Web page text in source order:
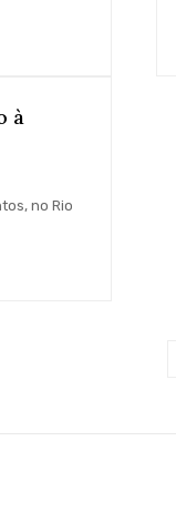
à
no Rio